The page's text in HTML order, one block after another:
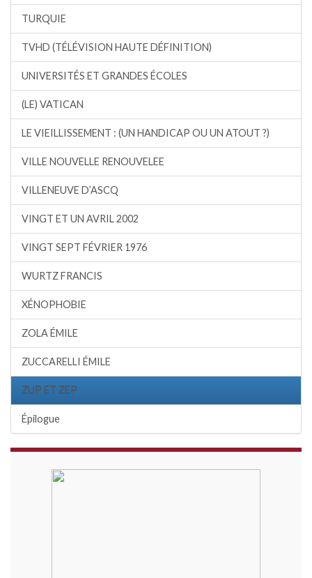
TURQUIE
TVHD (TÉLÉVISION HAUTE DÉFINITION)
UNIVERSITÉS ET GRANDES ÉCOLES
(LE) VATICAN
LE VIEILLISSEMENT : (UN HANDICAP OU UN ATOUT ?)
VILLE NOUVELLE RENOUVELEE
VILLENEUVE D’ASCQ
VINGT ET UN AVRIL 2002
VINGT SEPT FÉVRIER 1976
WURTZ FRANCIS
XÉNOPHOBIE
ZOLA ÉMILE
ZUCCARELLI ÉMILE
ZUP ET ZEP
Épilogue